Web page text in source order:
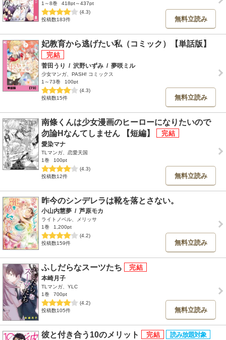
1～8巻
418pt～437pt
(4.3)
投稿数183件
無料立読み
妃教育から逃げたい私（コミック）【単話版】
菅田うり / 沢野いずみ / 夢咲ミル
少女マンガ、PASH! コミックス
1～73巻
100pt
(4.3)
投稿数15件
無料立読み
南條くんは少女漫画のヒーローになりたいので
勿論Hなんてしません 【短編】
愛染マナ
TLマンガ、恋愛天国
1巻
100pt
(4.3)
投稿数12件
無料立読み
昨今のシンデレラは靴を落とさない。
小山内慧夢 / 芦原モカ
ライトノベル、メリッサ
1巻
1,200pt
(4.2)
投稿数159件
無料立読み
ふしだらなスーツたち
本崎月子
TLマンガ、YLC
1巻
700pt
(4.2)
投稿数105件
無料立読み
彼と付き合う10のメリット